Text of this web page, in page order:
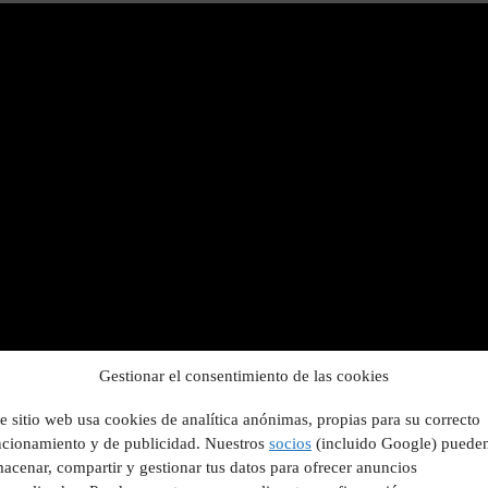
Gestionar el consentimiento de las cookies
sitio web usa cookies de analítica anónimas, propias para su correcto
y de publicidad. Nuestros socios (incluido Google)
compartir y gestionar tus datos para ofrecer anuncios